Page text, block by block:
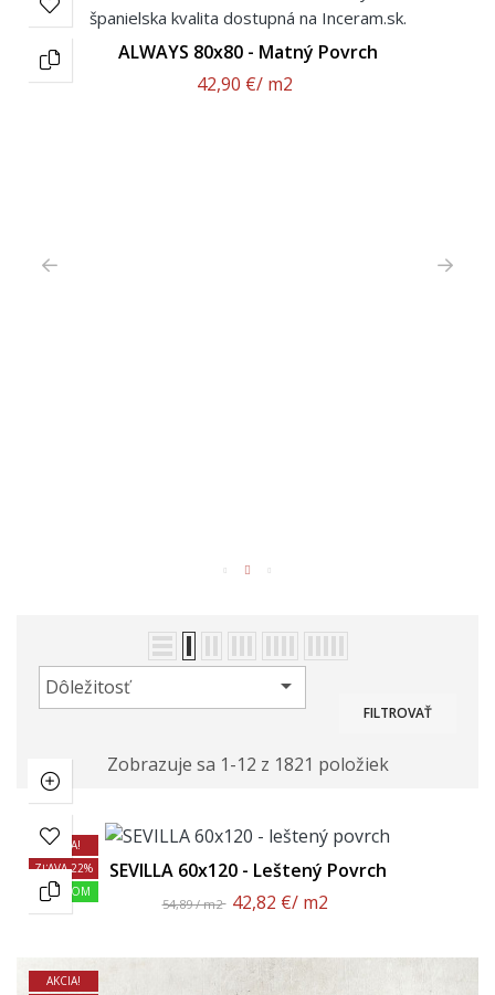
ALWAYS 80x80 - Matný Povrch
42,90 €/ m2
Dôležitosť 
FILTROVAŤ
Zobrazuje sa 1-12 z 1821 položiek
AKCIA!
ZĽAVA 22%
SKLADOM
SEVILLA 60x120 - Leštený Povrch
54,89 / m2 42,82 €/ m2
AKCIA!